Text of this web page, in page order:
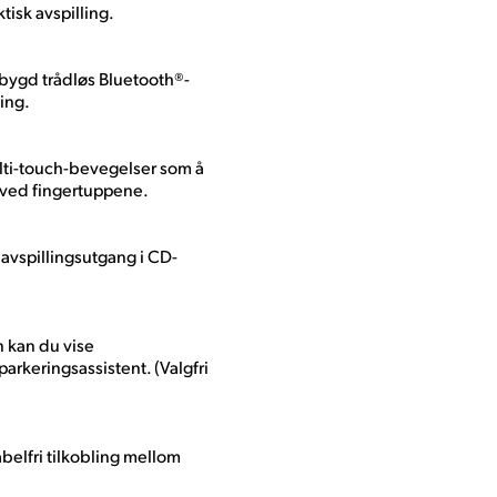
avspilling.
trådløs Bluetooth®-
touch-bevegelser som å
fingertuppene.
i CD-
du vise
(Valgfri
tilkobling mellom